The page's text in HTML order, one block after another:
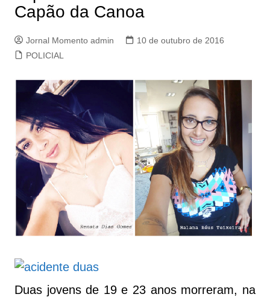
Capão da Canoa
Jornal Momento admin
10 de outubro de 2016
POLICIAL
Duas jovens de 19 e 23 anos morreram, na